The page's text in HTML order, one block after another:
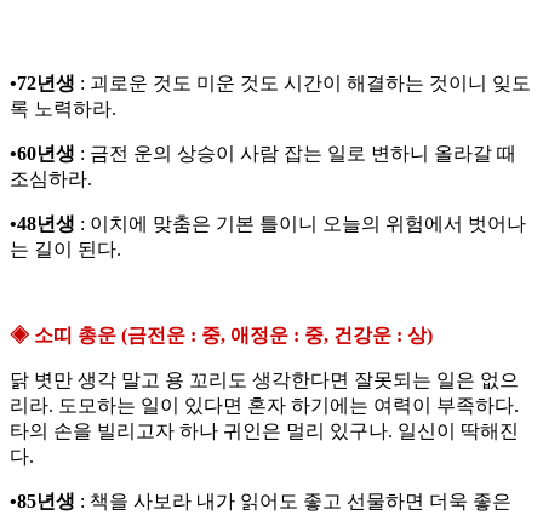
•72년생 : 괴로운 것도 미운 것도 시간이 해결하는 것이니 잊도
록 노력하라.
•60년생 : 금전 운의 상승이 사람 잡는 일로 변하니 올라갈 때
조심하라.
•48년생 : 이치에 맞춤은 기본 틀이니 오늘의 위험에서 벗어나
는 길이 된다.
◈ 소띠 총운 (금전운 : 중, 애정운 : 중, 건강운 : 상)
닭 볏만 생각 말고 용 꼬리도 생각한다면 잘못되는 일은 없으
리라. 도모하는 일이 있다면 혼자 하기에는 여력이 부족하다.
타의 손을 빌리고자 하나 귀인은 멀리 있구나. 일신이 딱해진
다.
•85년생 : 책을 사보라 내가 읽어도 좋고 선물하면 더욱 좋은